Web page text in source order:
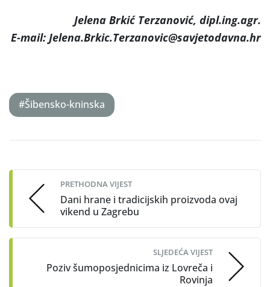
Jelena Brkić Terzanović, dipl.ing.agr.
E-mail: Jelena.Brkic.Terzanovic@savjetodavna.hr
#Šibensko-kninska
navigation
PRETHODNA VIJEST
Dani hrane i tradicijskih proizvoda ovaj
vikend u Zagrebu
SLJEDEĆA VIJEST
Poziv šumoposjednicima iz Lovreča i
Rovinja